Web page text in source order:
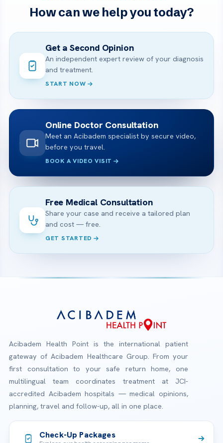
How can we help you today?
Get a Second Opinion
An independent expert review of your diagnosis
and treatment.
START NOW
Online Doctor Consultation
Meet an Acibadem specialist by secure video,
before you travel.
BOOK A VIDEO VISIT
Free Medical Consultation
Share your case and receive a tailored plan
and cost — free.
GET STARTED
Acibadem Health Point is the international patient
gateway of Acibadem Healthcare Group. From your
first consultation to your safe return home, one
multilingual team coordinates treatment at JCI-
accredited Acibadem hospitals — medical opinions,
planning, travel and follow-up, all in one place.
Check-Up Packages